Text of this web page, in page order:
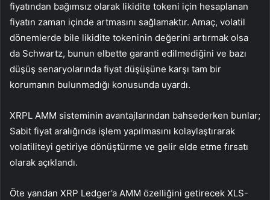
fiyatından bağımsız olarak likidite tokeni için hesaplanan
fiyatın zaman içinde artmasını sağlamaktır. Amaç, volatil
dönemlerde bile likidite tokeninin değerini artırmak olsa
da Schwartz, bunun elbette garanti edilmediğini ve bazı
düşüş senaryolarında fiyat düşüşüne karşı tam bir
korumanın bulunmadığı konusunda uyardı.
XRPL AMM sisteminin avantajlarından bahsederken bunlar;
Sabit fiyat aralığında işlem yapılmasını kolaylaştırarak
volatiliteyi getiriye dönüştürme ve gelir elde etme fırsatı
olarak açıklandı.
Öte yandan XRP Ledger’a AMM özelliğini getirecek XLS-